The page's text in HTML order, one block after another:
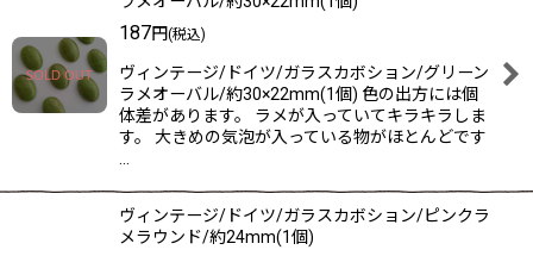
187円(税込)
ヴィンテージ/ドイツ/ガラスカボション/グリーン
ラメオーバル/約30×22mm(1個) 色の出方には個
体差があります。 ラメが入っていてキラキラしま
す。 大きめの気泡が入っている物がほとんどです
ヴィンテージ/ドイツ/ガラスカボション/ピンクラ
メラウンド/約24mm(1個)